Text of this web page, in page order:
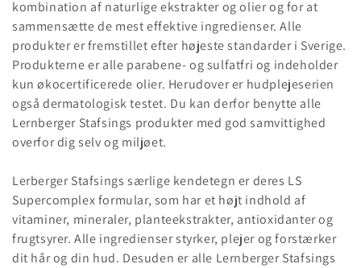
o
n
:
kombination af naturlige ekstrakter og olier og for at
sammensætte de mest effektive ingredienser. Alle
produkter er fremstillet efter højeste standarder i Sverige.
Produkterne er alle parabene- og sulfatfri og indeholder
kun økocertificerede olier. Herudover er hudplejeserien
også dermatologisk testet. Du kan derfor benytte alle
Lernberger Stafsings produkter med god samvittighed
overfor dig selv og miljøet.
Lerberger Stafsings særlige kendetegn er deres LS
Supercomplex formular, som har et højt indhold af
vitaminer, mineraler, planteekstrakter, antioxidanter og
frugtsyrer. Alle ingredienser styrker, plejer og forstærker
dit hår og din hud. Desuden er alle Lernberger Stafsings